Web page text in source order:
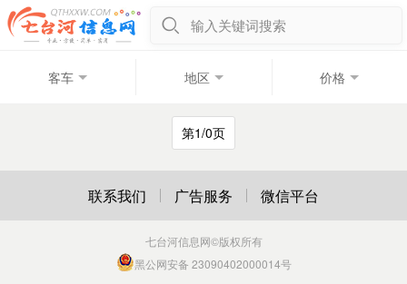
输入关键词搜索
客车 地区 价格
第1/0页
联系我们 广告服务 微信平台
七台河信息网©版权所有
黑公网安备 23090402000014号